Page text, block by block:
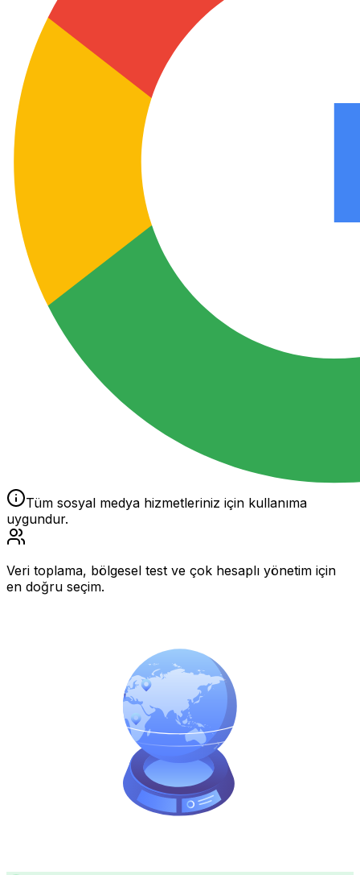
Tüm sosyal medya hizmetleriniz için kullanıma
uygundur.
Veri toplama, bölgesel test ve çok hesaplı yönetim için
en doğru seçim.